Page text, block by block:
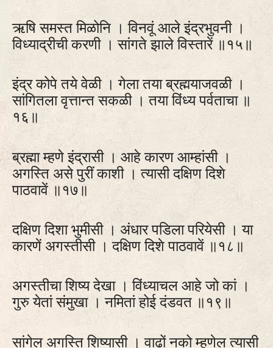
ऋषि समस्त मिळोनि । विनवूं आले इंद्रभुवनी ।
विध्याद्रीची करणी । सांगते झाले विस्तारें ॥१५॥
इंद्र कोपे तये वेळी । गेला तया ब्रह्मयाजवळी ।
सांगितला वृत्तान्त सकळी । तया विंध्य पर्वताचा ॥
१६॥
ब्रह्मा म्हणे इंद्रासी । आहे कारण आम्हांसी ।
अगस्ति असे पुरीं काशी । त्यासी दक्षिण दिशे
पाठवावें ॥१७॥
दक्षिण दिशा भुमीसी । अंधार पडिला परियेसी । या
कारणें अगस्तीसी । दक्षिण दिशे पाठवावें ॥१८॥
अगस्तीचा शिष्य देखा । विंध्याचल आहे जो कां ।
गुरु येतां संमुखा । नमितां होई दंडवत ॥१९॥
सांगेल अगस्ति शिष्यासी । वाढों नको म्हणेल त्यासी